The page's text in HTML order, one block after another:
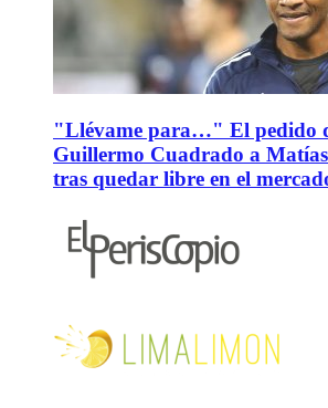
"Llévame para…" El pedido
Guillermo Cuadrado a
tras quedar libre en el